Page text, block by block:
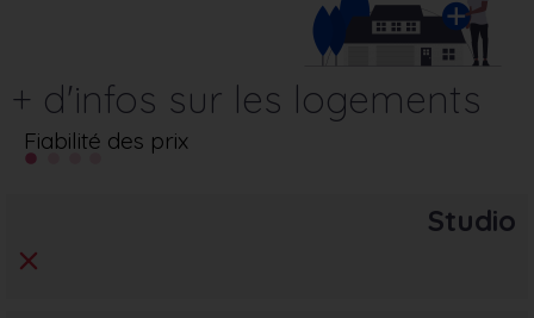
+ d'infos sur les logements
Fiabilité des prix
Studio